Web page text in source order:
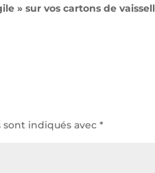
» sur vos cartons de
sont indiqués avec*